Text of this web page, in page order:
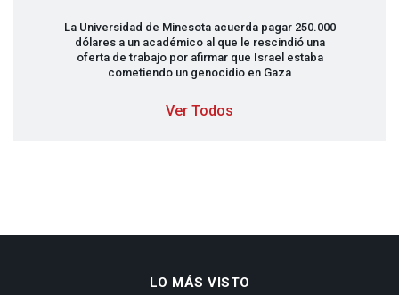
La Universidad de Minesota acuerda pagar 250.000
dólares a un académico al que le rescindió una
oferta de trabajo por afirmar que Israel estaba
cometiendo un genocidio en Gaza
Ver Todos
LO MÁS VISTO